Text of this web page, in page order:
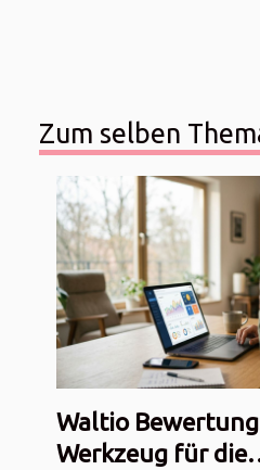
Zum selben
Waltio
Werkzeug für die